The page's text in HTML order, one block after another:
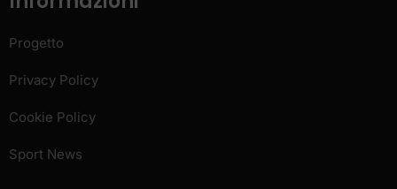
Progetto
Privacy Policy
Cookie Policy
Sport News